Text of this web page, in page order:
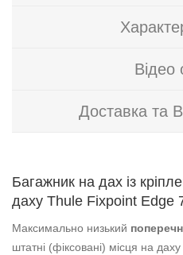
Відео
Доставка та
Багажник на дах із
даху Thule Fixpoint Edge
Максимально низький
штатні (фіксовані) місця на